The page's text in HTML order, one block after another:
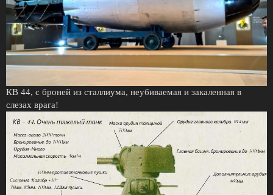
КВ 44, с броней из сталлиума, неубиваемая и закаленная в
слезах врага!